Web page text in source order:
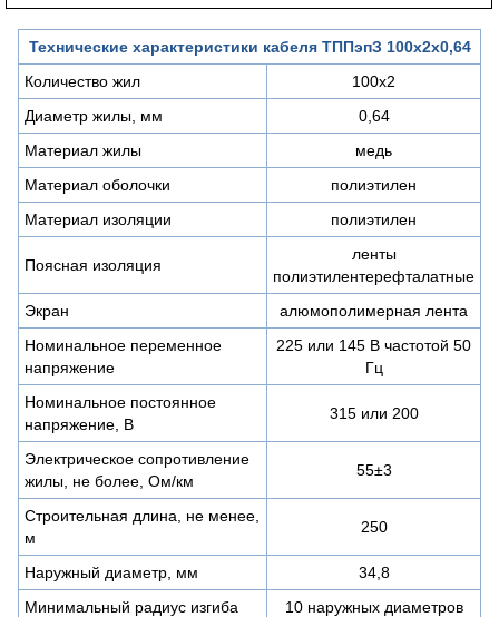
Технические характеристики кабеля ТППэпЗ 100х2х0,64
Количество жил
100х2
Диаметр жилы, мм
0,64
Материал жилы
медь
Материал оболочки
полиэтилен
Материал изоляции
полиэтилен
Поясная изоляция
ленты
полиэтилентерефталатные
Экран
алюмополимерная лента
Номинальное переменное
напряжение
225 или 145 В частотой 50
Гц
Номинальное постоянное
напряжение, В
315 или 200
Электрическое сопротивление
жилы, не более, Ом/км
55±3
Строительная длина, не менее,
м
250
Наружный диаметр, мм
34,8
Минимальный радиус изгиба
10 наружных диаметров